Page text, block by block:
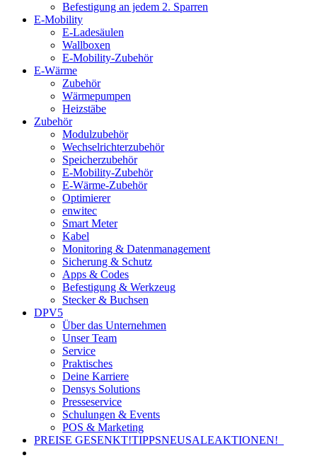
Befestigung an jedem 2. Sparren
E-Mobility
E-Ladesäulen
Wallboxen
E-Mobility-Zubehör
E-Wärme
Zubehör
Wärmepumpen
Heizstäbe
Zubehör
Modulzubehör
Wechselrichterzubehör
Speicherzubehör
E-Mobility-Zubehör
E-Wärme-Zubehör
Optimierer
enwitec
Smart Meter
Kabel
Monitoring & Datenmanagement
Sicherung & Schutz
Apps & Codes
Befestigung & Werkzeug
Stecker & Buchsen
DPV5
Über das Unternehmen
Unser Team
Service
Praktisches
Deine Karriere
Densys Solutions
Presseservice
Schulungen & Events
POS & Marketing
PREISE GESENKT!TIPPSNEUSALEAKTIONEN!